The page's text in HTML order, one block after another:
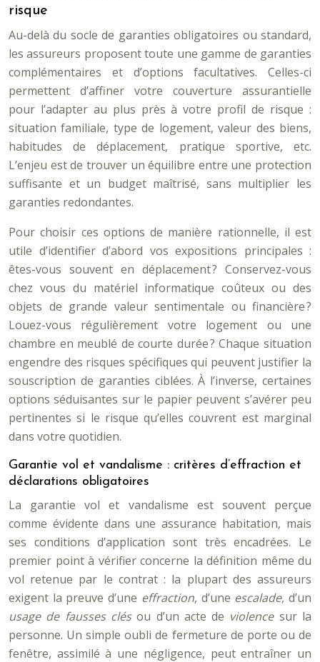
risque
Au-delà du socle de garanties obligatoires ou standard,
les assureurs proposent toute une gamme de garanties
complémentaires et d’options facultatives. Celles-ci
permettent d’affiner votre couverture assurantielle
pour l’adapter au plus près à votre profil de risque :
situation familiale, type de logement, valeur des biens,
habitudes de déplacement, pratique sportive, etc.
L’enjeu est de trouver un équilibre entre une protection
suffisante et un budget maîtrisé, sans multiplier les
garanties redondantes.
Pour choisir ces options de manière rationnelle, il est
utile d’identifier d’abord vos expositions principales :
êtes-vous souvent en déplacement ? Conservez-vous
chez vous du matériel informatique coûteux ou des
objets de grande valeur sentimentale ou financière ?
Louez-vous régulièrement votre logement ou une
chambre en meublé de courte durée ? Chaque situation
engendre des risques spécifiques qui peuvent justifier la
souscription de garanties ciblées. À l’inverse, certaines
options séduisantes sur le papier peuvent s’avérer peu
pertinentes si le risque qu’elles couvrent est marginal
dans votre quotidien.
Garantie vol et vandalisme : critères d’effraction et
déclarations obligatoires
La garantie vol et vandalisme est souvent perçue
comme évidente dans une assurance habitation, mais
ses conditions d’application sont très encadrées. Le
premier point à vérifier concerne la définition même du
vol retenue par le contrat : la plupart des assureurs
exigent la preuve d’une effraction, d’une escalade, d’un
usage de fausses clésou d’un acte de violencesur la
personne. Un simple oubli de fermeture de porte ou de
fenêtre, assimilé à une négligence, peut entraîner un